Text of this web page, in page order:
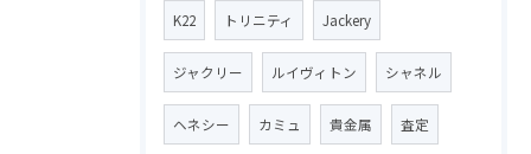
K22 トリニティ Jackery
ジャクリー ルイヴィトン シャネル
ヘネシー カミュ 貴金属 査定